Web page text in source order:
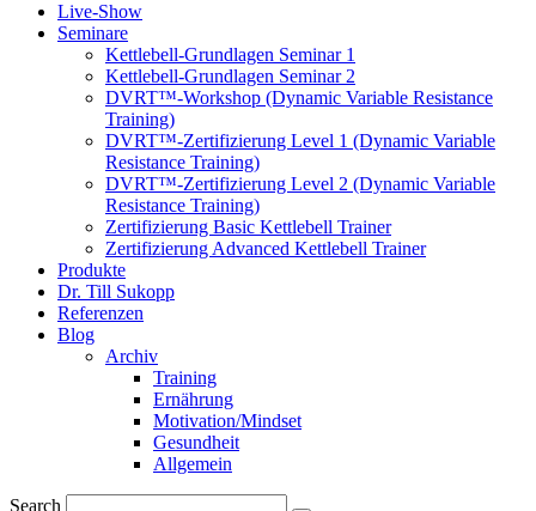
Live-Show
Seminare
Kettlebell-Grundlagen Seminar 1
Kettlebell-Grundlagen Seminar 2
DVRT™-Workshop (Dynamic Variable Resistance
Training)
DVRT™-Zertifizierung Level 1 (Dynamic Variable
Resistance Training)
DVRT™-Zertifizierung Level 2 (Dynamic Variable
Resistance Training)
Zertifizierung Basic Kettlebell Trainer
Zertifizierung Advanced Kettlebell Trainer
Produkte
Dr. Till Sukopp
Referenzen
Blog
Archiv
Training
Ernährung
Motivation/Mindset
Gesundheit
Allgemein
Search